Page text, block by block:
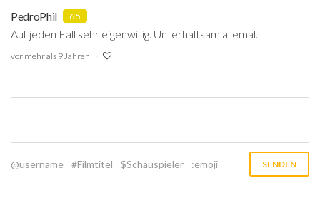
PedroPhil 6.5
Auf jeden Fall sehr eigenwillig. Unterhaltsam allemal.
vor mehr als 9 Jahren
@username #Filmtitel $Schauspieler :emoji